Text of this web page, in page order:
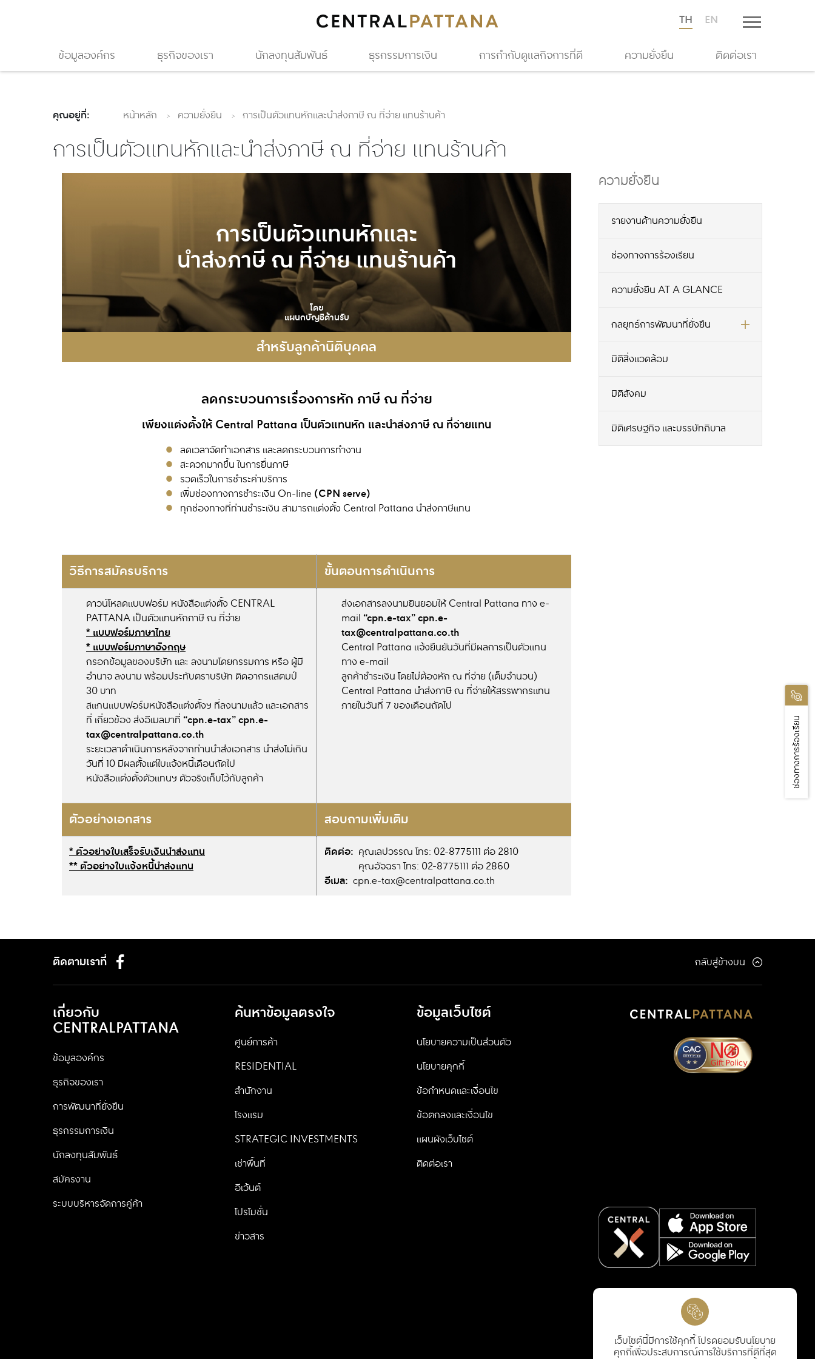
TH EN
ข้อมูลองค์กร ธุรกิจของเรา นักลงทุนสัมพันธ์ ธุรกรรมการเงิน การกำกับดูแลกิจการที่ดี ความยั่งยืน ติดต่อเรา
คุณอยู่ที่: หน้าหลัก ความยั่งยืน การเป็นตัวแทนหักและนำส่งภาษี ณ ที่จ่าย แทนร้านค้า
การเป็นตัวแทนหักและนำส่งภาษี ณ ที่จ่าย แทนร้านค้า
ความยั่งยืน
รายงานด้านความยั่งยืน
ช่องทางการร้องเรียน
ความยั่งยืน AT A GLANCE
กลยุทธ์การพัฒนาที่ยั่งยืน
มิติสิ่งแวดล้อม
มิติสังคม
มิติเศรษฐกิจ และบรรษัทภิบาล
การเป็นตัวแทนหักและ
นำส่งภาษี ณ ที่จ่าย แทนร้านค้า
โดย
แผนกบัญชีด้านรับ
สำหรับลูกค้านิติบุคคล
ลดกระบวนการเรื่องการหัก ภาษี ณ ที่จ่าย
เพียงแต่งตั้งให้ Central Pattana เป็นตัวแทนหัก และนำส่งภาษี ณ ที่จ่ายแทน
ลดเวลาจัดทำเอกสาร และลดกระบวนการทำงาน
สะดวกมากขึ้น ในการยื่นภาษี
รวดเร็วในการชำระค่าบริการ
เพิ่มช่องทางการชำระเงิน On-line (CPN serve)
ทุกช่องทางที่ท่านชำระเงิน สามารถแต่งตั้ง Central Pattana นำส่งภาษีแทน
วิธีการสมัครบริการ ขั้นตอนการดำเนินการ
ดาวน์โหลดแบบฟอร์ม หนังสือแต่งตั้ง CENTRAL
PATTANA เป็นตัวแทนหักภาษี ณ ที่จ่าย
* แบบฟอร์มภาษาไทย
* แบบฟอร์มภาษาอังกฤษ
กรอกข้อมูลของบริษัท และ ลงนามโดยกรรมการ หรือ ผู้มี
อำนาจ ลงนาม พร้อมประทับตราบริษัท ติดอากรแสตมป์
30 บาท
สแกนแบบฟอร์มหนังสือแต่งตั้งฯ ที่ลงนามแล้ว และเอกสาร
ที่ เกี่ยวข้อง ส่งอีเมลมาที่ “cpn.e-tax”cpn.e-
tax@centralpattana.co.th
ระยะเวลาดำเนินการหลังจากท่านนำส่งเอกสาร นำส่งไม่เกิน
วันที่ 10 มีผลตั้งแต่ใบแจ้งหนี้เดือนถัดไป
หนังสือแต่งตั้งตัวแทนฯ ตัวจริงเก็บไว้กับลูกค้า
ส่งเอกสารลงนามยินยอมให้ Central Pattana ทาง e-
mail “cpn.e-tax”cpn.e-
tax@centralpattana.co.th
Central Pattana แจ้งยืนยันวันที่มีผลการเป็นตัวแทน
ทาง e-mail
ลูกค้าชำระเงิน โดยไม่ต้องหัก ณ ที่จ่าย (เต็มจำนวน)
Central Pattana นำส่งภาษี ณ ที่จ่ายให้สรรพากรแทน
ภายในวันที่ 7 ของเดือนถัดไป
ตัวอย่างเอกสาร สอบถามเพิ่มเติม
* ตัวอย่างใบเสร็จรับเงินนำส่งแทน
** ตัวอย่างใบแจ้งหนี้นำส่งแทน
ติดต่อ: คุณเลปวรรณ โทร: 02-8775111 ต่อ 2810
คุณอัจฉรา โทร: 02-8775111 ต่อ 2860
อีเมล: cpn.e-tax@centralpattana.co.th
ช่องทางการร้องเรียน
ติดตามเราที่ กลับสู่ข้างบน
เกี่ยวกับ
CENTRALPATTANA
ข้อมูลองค์กร
ธุรกิจของเรา
การพัฒนาที่ยั่งยืน
ธุรกรรมการเงิน
นักลงทุนสัมพันธ์
สมัครงาน
ระบบบริหารจัดการคู่ค้า
ค้นหาข้อมูลตรงใจ
ศูนย์การค้า
RESIDENTIAL
สำนักงาน
โรงแรม
STRATEGIC INVESTMENTS
เช่าพื้นที่
อีเว้นต์
โปรโมชั่น
ข่าวสาร
ข้อมูลเว็บไซต์
นโยบายความเป็นส่วนตัว
นโยบายคุกกี้
ข้อกำหนดและเงื่อนไข
ข้อตกลงและเงื่อนไข
แผนผังเว็บไซต์
ติดต่อเรา
เว็บไซต์นี้มีการใช้คุกกี้ โปรดยอมรับนโยบาย
คุกกี้เพื่อประสบการณ์การใช้บริการที่ดีที่สุด